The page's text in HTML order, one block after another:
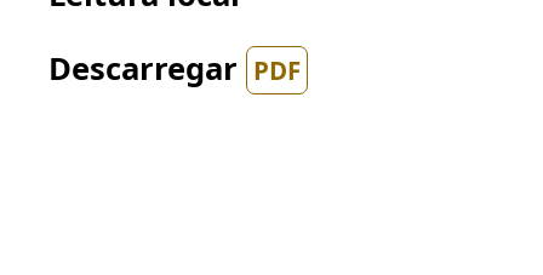
Descarregar PDF